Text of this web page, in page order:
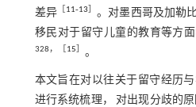
差异
11‐13
。对墨西哥及加勒
移民对于留守儿童的教育等方
328，［ 15 。
本文旨在对以往关于留守经历
进行系统梳理， 对出现分歧的